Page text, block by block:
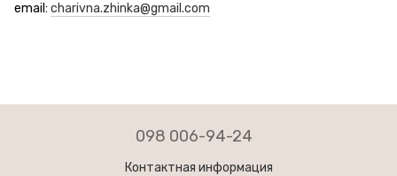
email: charivna.zhinka@gmail.com
098 006-94-24
Контактная информация